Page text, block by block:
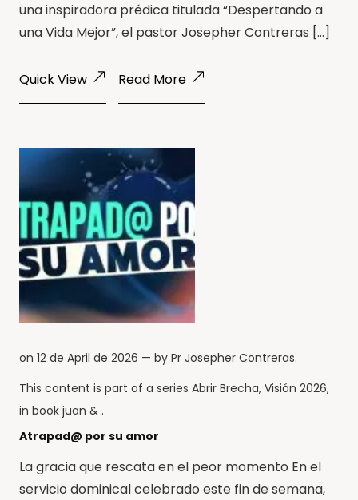
una inspiradora prédica titulada “Despertando a
una Vida Mejor”, el pastor Josepher Contreras […]
Quick View Read More
on 12 de April de 2026 — by Pr Josepher Contreras.
This content is part of a series Abrir Brecha, Visión 2026,
in book juan & .
Atrapad@ por su amor
La gracia que rescata en el peor momento En el
servicio dominical celebrado este fin de semana,